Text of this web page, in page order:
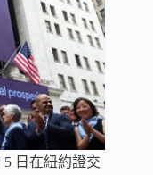
5 日在紐約證交